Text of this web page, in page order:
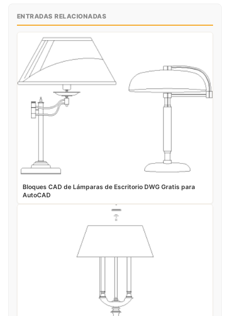
ENTRADAS RELACIONADAS
Bloques CAD de Lámparas de Escritorio DWG Gratis para
AutoCAD